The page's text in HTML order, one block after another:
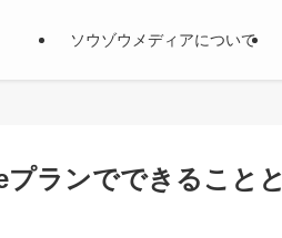
ソウゾウメディアについて
ランでできることと